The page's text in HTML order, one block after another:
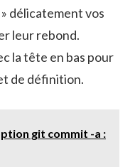
délicatement vos
leur rebond.
la tête en bas pour
de définition.
git commit -a :